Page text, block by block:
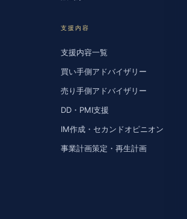
支援内容
支援内容一覧
買い手側アドバイザリー
売り手側アドバイザリー
DD・PMI支援
IM作成・セカンドオピニオン
事業計画策定・再生計画